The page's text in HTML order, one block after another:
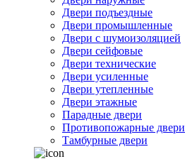
Двери подъездные
Двери промышленные
Двери с шумоизоляцией
Двери сейфовые
Двери технические
Двери усиленные
Двери утепленные
Двери этажные
Парадные двери
Противопожарные двери
Тамбурные двери